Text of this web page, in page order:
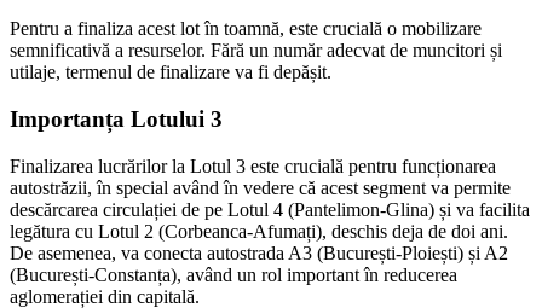
Pentru a finaliza acest lot în toamnă, este crucială o mobilizare
semnificativă a resurselor. Fără un număr adecvat de muncitori și
utilaje, termenul de finalizare va fi depășit.
Importanța Lotului 3
Finalizarea lucrărilor la Lotul 3 este crucială pentru funcționarea
autostrăzii, în special având în vedere că acest segment va permite
descărcarea circulației de pe Lotul 4 (Pantelimon-Glina) și va facilita
legătura cu Lotul 2 (Corbeanca-Afumați), deschis deja de doi ani.
De asemenea, va conecta autostrada A3 (București-Ploiești) și A2
(București-Constanța), având un rol important în reducerea
aglomerației din capitală.